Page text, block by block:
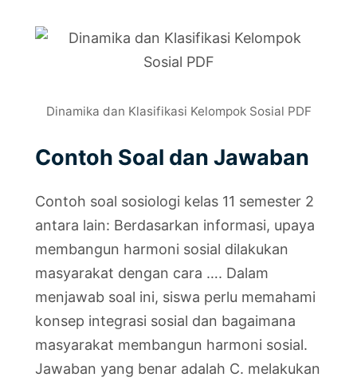
Dinamika dan Klasifikasi Kelompok Sosial PDF
Contoh Soal dan Jawaban
Contoh soal sosiologi kelas 11 semester 2
antara lain: Berdasarkan informasi, upaya
membangun harmoni sosial dilakukan
masyarakat dengan cara …. Dalam
menjawab soal ini, siswa perlu memahami
konsep integrasi sosial dan bagaimana
masyarakat membangun harmoni sosial.
Jawaban yang benar adalah C. melakukan